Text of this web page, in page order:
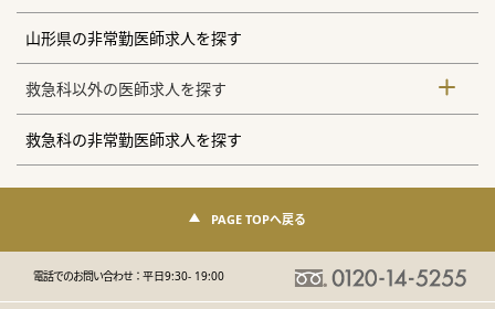
山形県の非常勤医師求人を探す
救急科以外の医師求人を探す
救急科の非常勤医師求人を探す
PAGE TOPへ戻る
電話でのお問い合わせ：平日9:30- 19:00